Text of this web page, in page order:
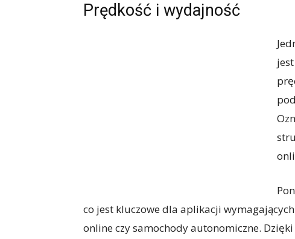
Prędkość i wydajność
co jest kluczowe dla aplikacji
online czy samochody autonomiczne.